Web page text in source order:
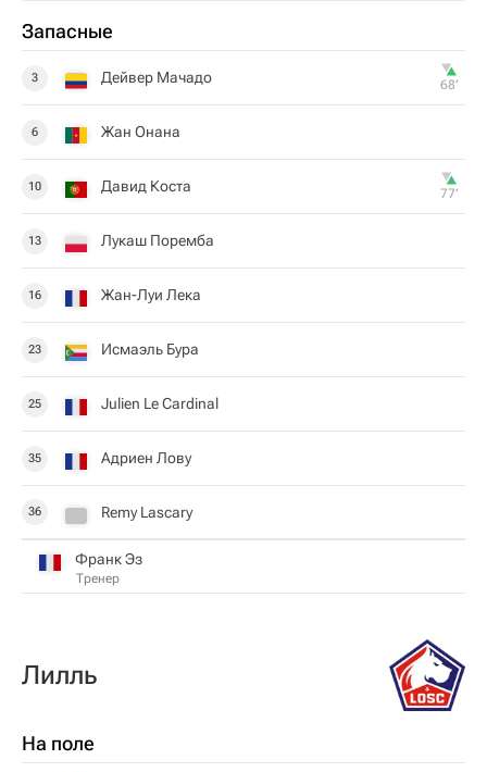
Запасные
3 Дейвер Мачадо 68‎’‎
6 Жан Онана
10 Давид Коста 77‎’‎
13 Лукаш Поремба
16 Жан-Луи Лека
23 Исмаэль Бура
25 Julien Le Cardinal
35 Адриен Лову
36 Remy Lascary
Франк Эз
Тренер
Лилль
На поле